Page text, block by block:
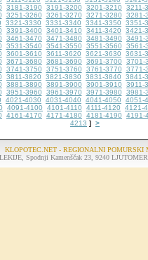
3181-3190 3191-3200 3201-3210
3211-
3251-3260 3261-3270 3271-3280
3281-
3321-3330 3331-3340 3341-3350
3351-
3391-3400 3401-3410 3411-3420
3421-
3461-3470 3471-3480 3481-3490
3491-
3531-3540 3541-3550 3551-3560
3561-
3601-3610 3611-3620 3621-3630
3631-
3671-3680 3681-3690 3691-3700
3701-
3741-3750 3751-3760 3761-3770
3771-
3811-3820 3821-3830 3831-3840
3841-
3881-3890 3891-3900 3901-3910
3911-
3951-3960 3961-3970 3971-3980
3981-
4021-4030 4031-4040 4041-4050
4051-
4091-4100 4101-4110 4111-4120
4121-
4161-4170 4171-4180 4181-4190
4191-
4213 ] >
KLOPOTEC.NET - REGIONALNI POMURSKI
Spodnji Kamenščak 23, 9240